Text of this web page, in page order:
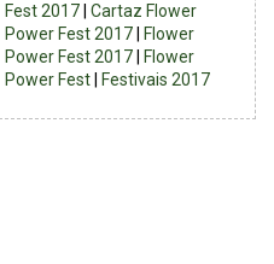
Fest 2017 |Cartaz Flower
Power Fest 2017
Flower
Power Fest 2017
Flower
Power Fest
Festivais 2017